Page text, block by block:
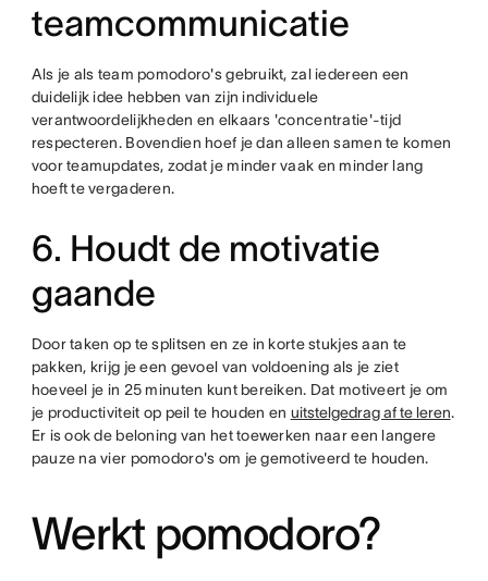
teamcommunicatie
Als je als team pomodoro's gebruikt, zal iedereen een
duidelijk idee hebben van zijn individuele
verantwoordelijkheden en elkaars 'concentratie'-tijd
respecteren. Bovendien hoef je dan alleen samen te komen
voor teamupdates, zodat je minder vaak en minder lang
hoeft te vergaderen.
6. Houdt de motivatie
gaande
Door taken op te splitsen en ze in korte stukjes aan te
pakken, krijg je een gevoel van voldoening als je ziet
hoeveel je in 25 minuten kunt bereiken. Dat motiveert je om
je productiviteit op peil te houden en uitstelgedrag af te leren.
Er is ook de beloning van het toewerken naar een langere
pauze na vier pomodoro's om je gemotiveerd te houden.
Werkt pomodoro?